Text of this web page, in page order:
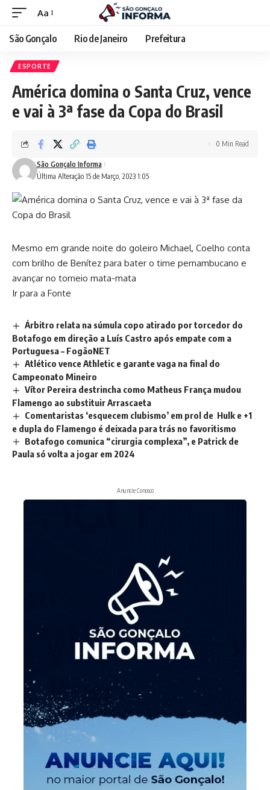
Aa
São Gonçalo Rio de Janeiro Prefeitura
ESPORTE
América domina o Santa Cruz, vence
e vai à 3ª fase da Copa do Brasil
Última Alteração 15 de Março, 2023 1:05
São Gonçalo Informa
0 Min Read
Mesmo em grande noite do goleiro Michael, Coelho conta
com brilho de Benítez para bater o time pernambucano e
avançar no torneio mata-mata
Ir para a Fonte
Árbitro relata na súmula copo atirado por torcedor do
Botafogo em direção a Luís Castro após empate com a
Portuguesa – FogãoNET
Atlético vence Athletic e garante vaga na final do
Campeonato Mineiro
Vítor Pereira destrincha como Matheus França mudou
Flamengo ao substituir Arrascaeta
Comentaristas ‘esquecem clubismo’ em prol de Hulk e +1
e dupla do Flamengo é deixada para trás no favoritismo
Botafogo comunica “cirurgia complexa”, e Patrick de
Paula só volta a jogar em 2024
Anuncie Conosco